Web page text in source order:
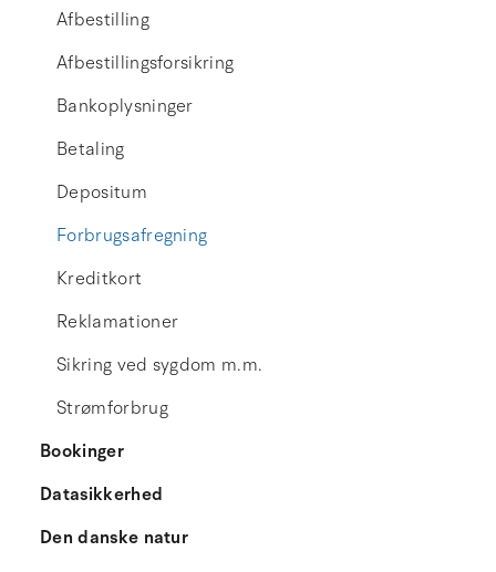
Afbestilling
Afbestillingsforsikring
Bankoplysninger
Betaling
Depositum
Forbrugsafregning
Kreditkort
Reklamationer
Sikring ved sygdom m.m.
Strømforbrug
Bookinger
Datasikkerhed
Den danske natur